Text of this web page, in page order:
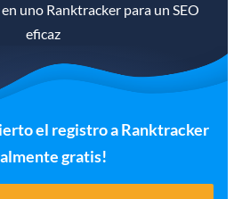
uno Ranktracker para un SEO
eficaz
el registro a Ranktracker
gratis!